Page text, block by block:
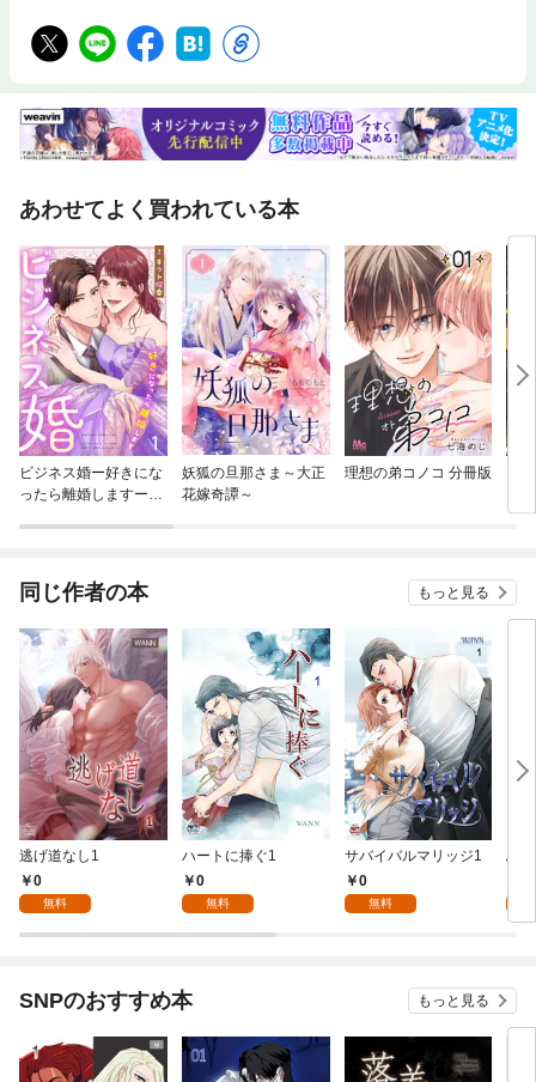
あわせてよく買われている本
ビジネス婚ー好きにな
ったら離婚しますー
妖狐の旦那さま～大正
花嫁奇譚～
理想の弟コノコ 分冊版
同じ作者の本 もっと見る
逃げ道なし1
0
無料
ハートに捧ぐ1
0
無料
サバイバルマリッジ1
0
無料
ふ
SNPのおすすめ本 もっと見る